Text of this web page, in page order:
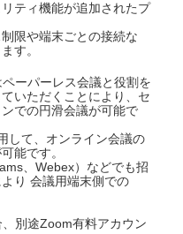
ティ機能が追加されたプ
限や端末ごとの接続な
す。
ーパーレス会議と役割を
いただくことにより、セ
での円滑会議が可能で
して、オンライン会議の
能です。
、Webex）などでも招
り 会議用端末側での
別途Zoom有料アカウン